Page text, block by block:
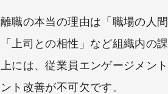
離職の本当の理由は「職場の人
「上司との相性」など組織内の
上には、従業員エンゲージメン
ント改善が不可欠です。